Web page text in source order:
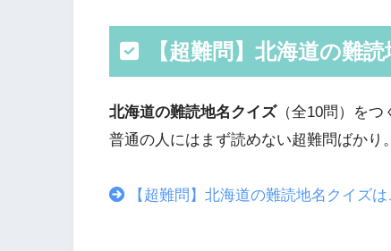
【超難問】北海道の難
北海道の難読地名クイズ（全10問）をつ
普通の人にはまず読めない超難問ばか
【超難問】北海道の難読地名クイズは